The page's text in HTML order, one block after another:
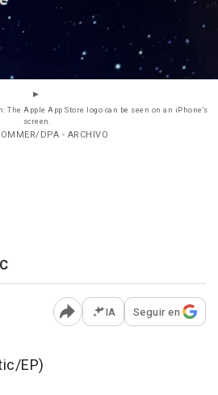
The Apple App Store logo can be seen on an iPhone's
screen.
DPA - ARCHIVO
Abrir opciones para
IA Seguir en
EP)